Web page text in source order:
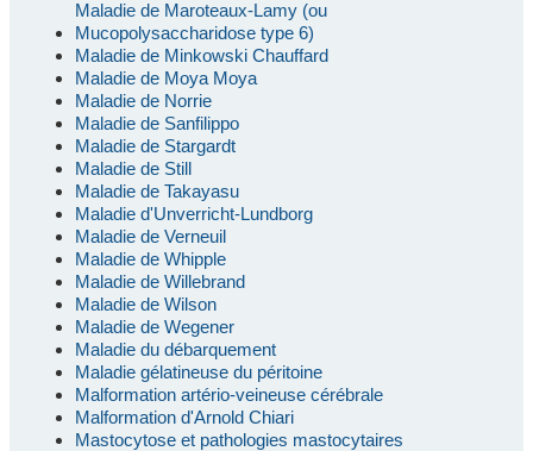
Maladie de Maroteaux-Lamy (ou
Mucopolysaccharidose type 6)
Maladie de Minkowski Chauffard
Maladie de Moya Moya
Maladie de Norrie
Maladie de Sanfilippo
Maladie de Stargardt
Maladie de Still
Maladie de Takayasu
Maladie d'Unverricht-Lundborg
Maladie de Verneuil
Maladie de Whipple
Maladie de Willebrand
Maladie de Wilson
Maladie de Wegener
Maladie du débarquement
Maladie gélatineuse du péritoine
Malformation artério-veineuse cérébrale
Malformation d'Arnold Chiari
Mastocytose et pathologies mastocytaires